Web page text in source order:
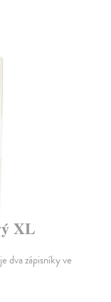
XL
dva zápisníky ve